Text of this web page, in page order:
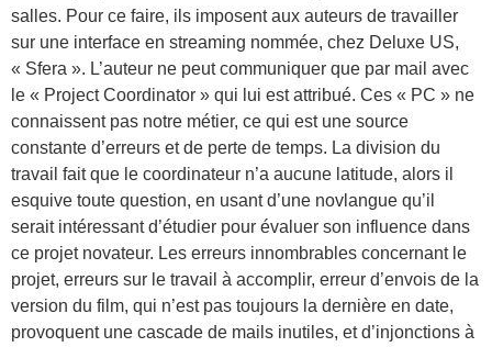
salles. Pour ce faire, ils imposent aux auteurs de travailler
sur une interface en streaming nommée, chez Deluxe US,
« Sfera ». L’auteur ne peut communiquer que par mail avec
le « Project Coordinator » qui lui est attribué. Ces « PC » ne
connaissent pas notre métier, ce qui est une source
constante d’erreurs et de perte de temps. La division du
travail fait que le coordinateur n’a aucune latitude, alors il
esquive toute question, en usant d’une novlangue qu’il
serait intéressant d’étudier pour évaluer son influence dans
ce projet novateur. Les erreurs innombrables concernant le
projet, erreurs sur le travail à accomplir, erreur d’envois de la
version du film, qui n’est pas toujours la dernière en date,
provoquent une cascade de mails inutiles, et d’injonctions à